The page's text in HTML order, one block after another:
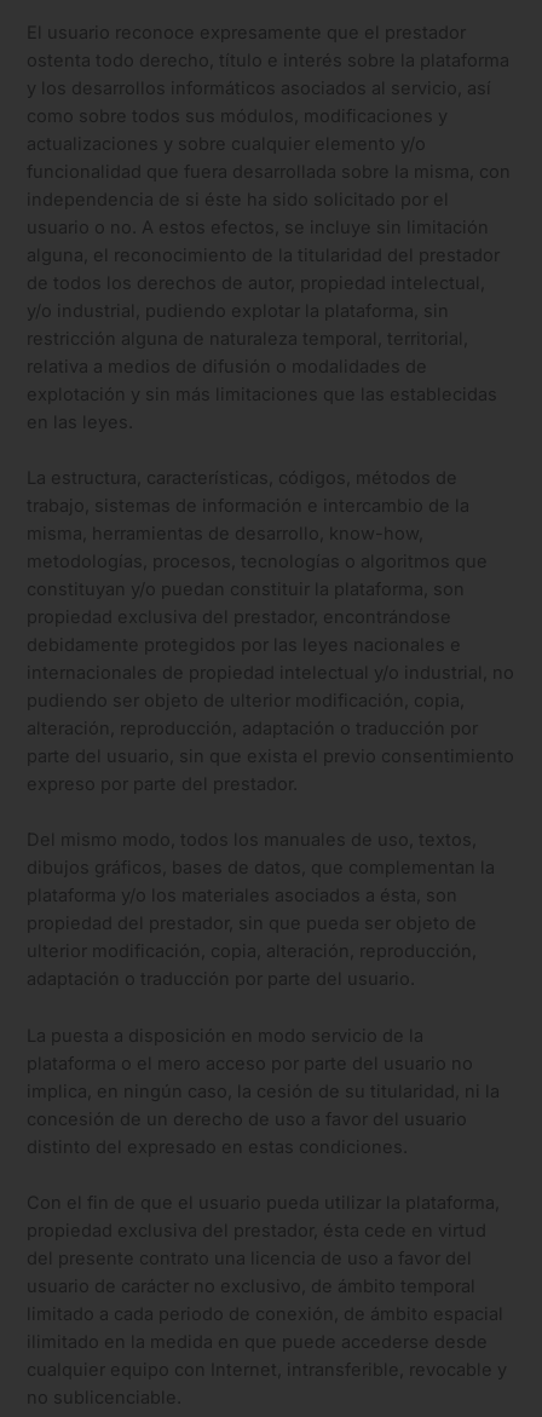
El usuario reconoce expresamente que el prestador
ostenta todo derecho, título e interés sobre la plataforma
y los desarrollos informáticos asociados al servicio, así
como sobre todos sus módulos, modificaciones y
actualizaciones y sobre cualquier elemento y/o
funcionalidad que fuera desarrollada sobre la misma, con
independencia de si éste ha sido solicitado por el
usuario o no. A estos efectos, se incluye sin limitación
alguna, el reconocimiento de la titularidad del prestador
de todos los derechos de autor, propiedad intelectual,
y/o industrial, pudiendo explotar la plataforma, sin
restricción alguna de naturaleza temporal, territorial,
relativa a medios de difusión o modalidades de
explotación y sin más limitaciones que las establecidas
en las leyes.
La estructura, características, códigos, métodos de
trabajo, sistemas de información e intercambio de la
misma, herramientas de desarrollo, know-how,
metodologías, procesos, tecnologías o algoritmos que
constituyan y/o puedan constituir la plataforma, son
propiedad exclusiva del prestador, encontrándose
debidamente protegidos por las leyes nacionales e
internacionales de propiedad intelectual y/o industrial, no
pudiendo ser objeto de ulterior modificación, copia,
alteración, reproducción, adaptación o traducción por
parte del usuario, sin que exista el previo consentimiento
expreso por parte del prestador.
Del mismo modo, todos los manuales de uso, textos,
dibujos gráficos, bases de datos, que complementan la
plataforma y/o los materiales asociados a ésta, son
propiedad del prestador, sin que pueda ser objeto de
ulterior modificación, copia, alteración, reproducción,
adaptación o traducción por parte del usuario.
La puesta a disposición en modo servicio de la
plataforma o el mero acceso por parte del usuario no
implica, en ningún caso, la cesión de su titularidad, ni la
concesión de un derecho de uso a favor del usuario
distinto del expresado en estas condiciones.
Con el fin de que el usuario pueda utilizar la plataforma,
propiedad exclusiva del prestador, ésta cede en virtud
del presente contrato una licencia de uso a favor del
usuario de carácter no exclusivo, de ámbito temporal
limitado a cada periodo de conexión, de ámbito espacial
ilimitado en la medida en que puede accederse desde
cualquier equipo con Internet, intransferible, revocable y
no sublicenciable.